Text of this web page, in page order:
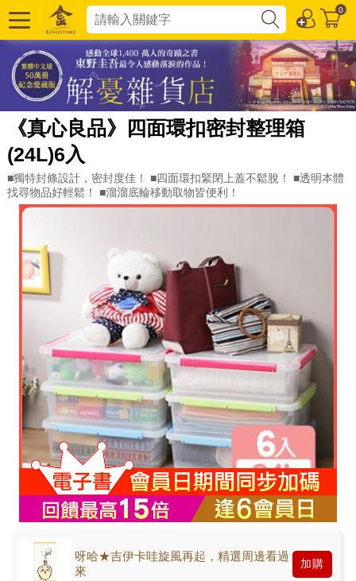
0
《真心良品》四面環扣密封整理箱
(24L)6入
■獨特封條設計，密封度佳！ ■四面環扣緊閉上蓋不鬆脫！ ■透明本體
找尋物品好輕鬆！ ■溜溜底輪移動取物皆便利！
呀哈★吉伊卡哇旋風再起，精選周邊看過
來
加購